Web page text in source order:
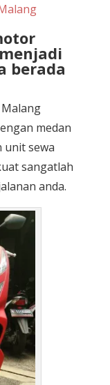
berada
medan
unit sewa
sangatlah
anda.